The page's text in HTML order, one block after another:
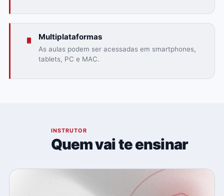
Multiplataformas
As aulas podem ser acessadas em smartphones,
tablets, PC e MAC.
INSTRUTOR
Quem vai te ensinar